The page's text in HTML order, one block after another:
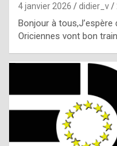
4 janvier 2026 didier_v
Bonjour à
Oriciennes vont bon